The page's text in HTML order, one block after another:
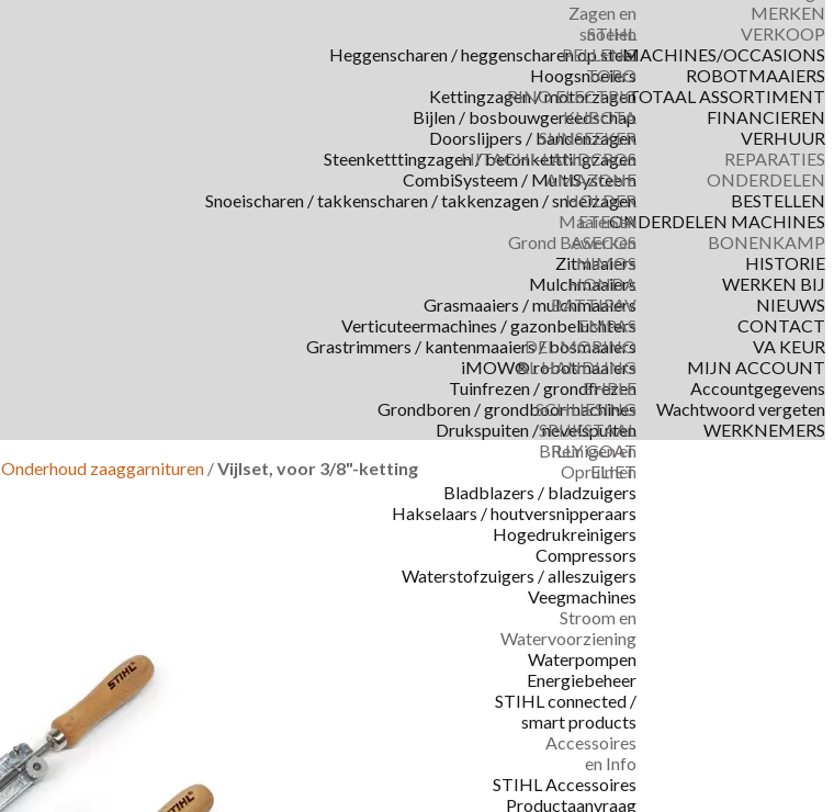
Zagen en
snoeien
Heggenscharen / heggenscharen op steel
Hoogsnoeiers
Kettingzagen / motorzagen
Bijlen / bosbouwgereedschap
Doorslijpers / bandenzagen
Steenketttingzagen / betonketttingzagen
CombiSysteem / MultiSysteem
Snoeischaren / takkenscharen / takkenzagen / snoeizagen
Maaien en
Grond Bewerken
Zitmaaiers
Mulchmaaiers
Grasmaaiers / mulchmaaiers
Verticuteermachines / gazonbeluchters
Grastrimmers / kantenmaaiers / bosmaaiers
iMOW® robotmaaiers
Tuinfrezen / grondfrezen
Grondboren / grondboormachines
Drukspuiten / nevelspuiten
Reinigen en
Opruimen
Bladblazers / bladzuigers
Hakselaars / houtversnipperaars
Hogedrukreinigers
Compressors
Waterstofzuigers / alleszuigers
Veegmachines
Stroom en
Watervoorziening
Waterpompen
Energiebeheer
STIHL connected /
smart products
Accessoires
en Info
STIHL Accessoires
Productaanvraag
MERKEN
STIHL
PELLENC
TORO
RINO ELECTRIC
KUBOTA
SUNSEEKER
HITACHI-LANDCROS
AMAZONE
HOLDER
ETESIA
ASECOS
NIMOS
HONDA
BATTIPAV
EMPAS
DEL MORINO
AL HANDLING
EHRLE
SCHLIESING
SPIJKSTAAL
BILLY GOAT
ELIET
VERKOOP
MACHINES/OCCASIONS
ROBOTMAAIERS
TOTAAL ASSORTIMENT
FINANCIEREN
VERHUUR
REPARATIES
ONDERDELEN
BESTELLEN
ONDERDELEN MACHINES
BONENKAMP
HISTORIE
WERKEN BIJ
NIEUWS
CONTACT
VA KEUR
MIJN ACCOUNT
Accountgegevens
Wachtwoord vergeten
WERKNEMERS
Onderhoud zaaggarnituren /Vijlset, voor 3/8"-ketting